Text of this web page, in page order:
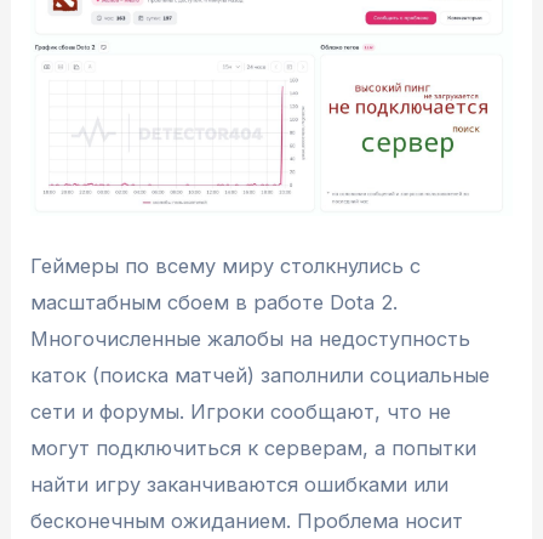
Геймеры по всему миру столкнулись с
масштабным сбоем в работе Dota 2.
Многочисленные жалобы на недоступность
каток (поиска матчей) заполнили социальные
сети и форумы. Игроки сообщают, что не
могут подключиться к серверам, а попытки
найти игру заканчиваются ошибками или
бесконечным ожиданием. Проблема носит